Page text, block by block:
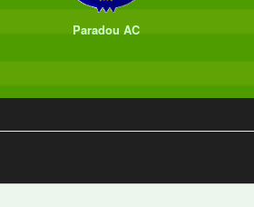
Paradou AC